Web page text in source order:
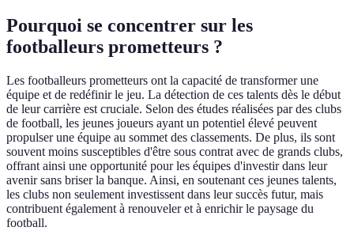
Pourquoi se concentrer sur les
footballeurs prometteurs ?
Les footballeurs prometteurs ont la capacité de transformer une
équipe et de redéfinir le jeu. La détection de ces talents dès le début
de leur carrière est cruciale. Selon des études réalisées par des clubs
de football, les jeunes joueurs ayant un potentiel élevé peuvent
propulser une équipe au sommet des classements. De plus, ils sont
souvent moins susceptibles d'être sous contrat avec de grands clubs,
offrant ainsi une opportunité pour les équipes d'investir dans leur
avenir sans briser la banque. Ainsi, en soutenant ces jeunes talents,
les clubs non seulement investissent dans leur succès futur, mais
contribuent également à renouveler et à enrichir le paysage du
football.